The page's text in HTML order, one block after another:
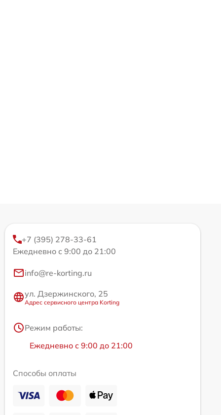
+7 (395) 278-33-61
Ежедневно с 9:00 до 21:00
info@re-korting.ru
ул. Дзержинского, 25
Адрес сервисного центра Korting
Режим работы:
Ежедневно с 9:00 до 21:00
Способы оплаты